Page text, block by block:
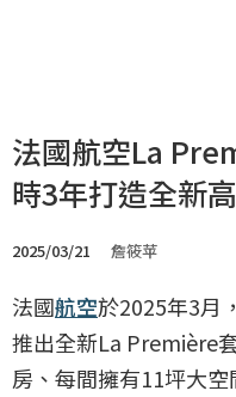
法國航空La
時3年打造全新
2025/03/21 詹筱苹
法國航空於2025年3月
推出全新La Première
房、每間擁有11坪大